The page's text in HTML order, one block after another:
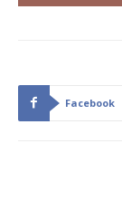
Facebook